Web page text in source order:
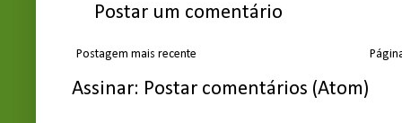
Postar um comentário
Postagem mais recente
Assinar: Postar comentários (Atom)